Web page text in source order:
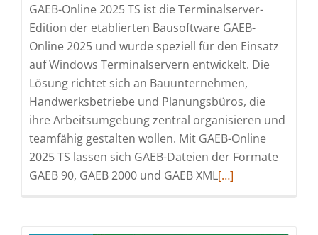
GAEB-Online 2025 TS ist die Terminalserver-
Edition der etablierten Bausoftware GAEB-
Online 2025 und wurde speziell für den Einsatz
auf Windows Terminalservern entwickelt. Die
Lösung richtet sich an Bauunternehmen,
Handwerksbetriebe und Planungsbüros, die
ihre Arbeitsumgebung zentral organisieren und
teamfähig gestalten wollen. Mit GAEB-Online
2025 TS lassen sich GAEB-Dateien der Formate
GAEB 90, GAEB 2000 und GAEB XMLRead
[…]